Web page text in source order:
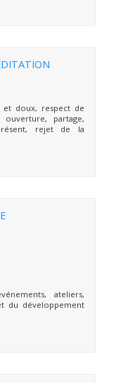
et doux, respect de
partage,
rejet de la
ateliers,
du développement